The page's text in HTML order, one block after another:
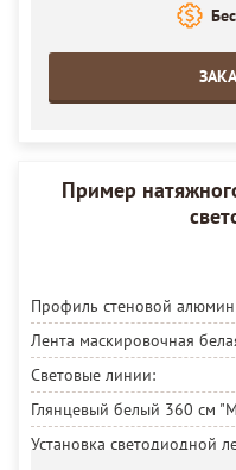
Пример
Профиль стеновой
Лента маскировочная
Световые линии:
Глянцевый белый 360 см
Установка светодиодной